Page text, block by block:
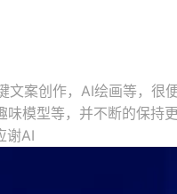
文案创作，AI绘画等，很
模型等，并不断的保持更
谢AI